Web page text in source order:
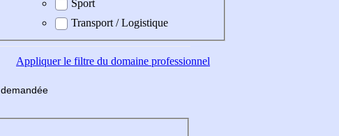
Sport
Transport / Logistique
Appliquerle filtre du domaine professionnel
demandée